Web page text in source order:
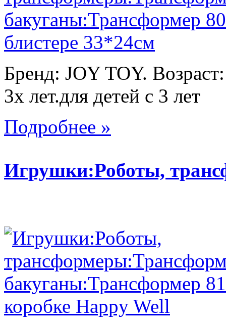
Бренд: JOY TOY.
3х лет.для детей с 3 лет
Подробнее »
Игрушки:Роботы,